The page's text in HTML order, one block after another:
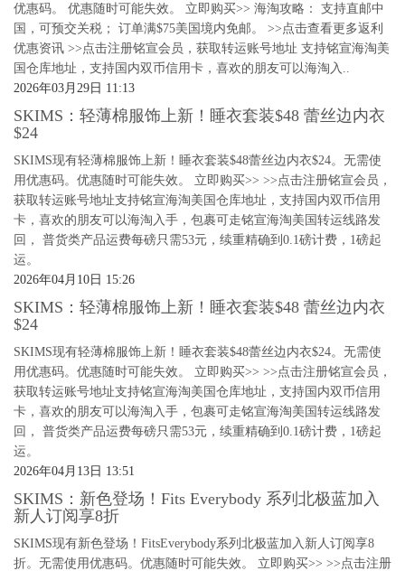
优惠码。 优惠随时可能失效。 立即购买>> 海淘攻略： 支持直邮中
国，可预交关税； 订单满$75美国境内免邮。 >>点击查看更多返利
优惠资讯 >>点击注册铭宣会员，获取转运账号地址 支持铭宣海淘美
国仓库地址，支持国内双币信用卡，喜欢的朋友可以海淘入..
2026年03月29日 11:13
SKIMS：轻薄棉服饰上新！睡衣套装$48 蕾丝边内衣
$24
SKIMS现有轻薄棉服饰上新！睡衣套装$48蕾丝边内衣$24。无需使
用优惠码。优惠随时可能失效。 立即购买>> >>点击注册铭宣会员，
获取转运账号地址支持铭宣海淘美国仓库地址，支持国内双币信用
卡，喜欢的朋友可以海淘入手，包裹可走铭宣海淘美国转运线路发
回， 普货类产品运费每磅只需53元，续重精确到0.1磅计费，1磅起
运。
2026年04月10日 15:26
SKIMS：轻薄棉服饰上新！睡衣套装$48 蕾丝边内衣
$24
SKIMS现有轻薄棉服饰上新！睡衣套装$48蕾丝边内衣$24。无需使
用优惠码。优惠随时可能失效。 立即购买>> >>点击注册铭宣会员，
获取转运账号地址支持铭宣海淘美国仓库地址，支持国内双币信用
卡，喜欢的朋友可以海淘入手，包裹可走铭宣海淘美国转运线路发
回， 普货类产品运费每磅只需53元，续重精确到0.1磅计费，1磅起
运。
2026年04月13日 13:51
SKIMS：新色登场！Fits Everybody 系列北极蓝加入
新人订阅享8折
SKIMS现有新色登场！FitsEverybody系列北极蓝加入新人订阅享8
折。无需使用优惠码。优惠随时可能失效。 立即购买>> >>点击注册